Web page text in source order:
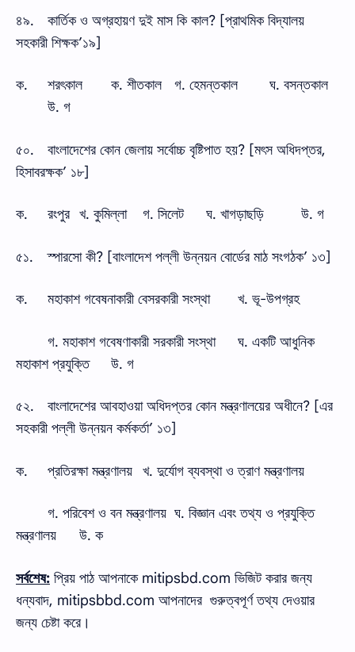
৪৯.
কার্তিক ও অগ্রহায়ণ দুই মাস কি কাল? [প্রাথমিক বিদ্যালয়
সহকারী শিক্ষক’১৯]
ক. শরৎকাল ক. শীতকাল গ. হেমন্তকাল
ঘ. বসন্তকাল
উ. গ
৫০.
বাংলাদেশের কোন জেলায় সর্বোচ্চ বৃষ্টিপাত হয়? [মৎস অধিদপ্তর,
হিসাবরক্ষক’ ১৮]
ক. রংপুর খ. কুমিল্লা গ. সিলেট ঘ. খাগড়াছড়ি উ. গ
৫১. স্পারসো কী? [বাংলাদেশ পল্লী উন্নয়ন বোর্ডের মাঠ সংগঠক’ ১৩]
ক. মহাকাশ গবেষনাকারী বেসরকারী সংস্থা খ. ভূ-উপগ্রহ
গ. মহাকাশ গবেষণাকারী সরকারী সংস্থা
ঘ. একটি আধুনিক
মহাকাশ প্রযুক্তি
উ. গ
৫২.
বাংলাদেশের আবহাওয়া অধিদপ্তর কোন মন্ত্রণালয়ের অধীনে? [এর
সহকারী পল্লী উন্নয়ন কর্মকর্তা’ ১৩]
ক. প্রতিরক্ষা মন্ত্রণালয় খ. দুর্যোগ ব্যবস্থা ও ত্রাণ মন্ত্রণালয়
গ. পরিবেশ ও বন মন্ত্রণালয় ঘ. বিজ্ঞান এবং তথ্য ও প্রযুক্তি
মন্ত্রণালয়
উ. ক
সর্বশেষ: প্রিয় পাঠ আপনাকে mitipsbd.com ভিজিট করার জন্য
ধন্যবাদ, mitipsbbd.com আপনাদের গুরুত্বপূর্ণ তথ্য দেওয়ার
জন্য চেষ্টা করে।